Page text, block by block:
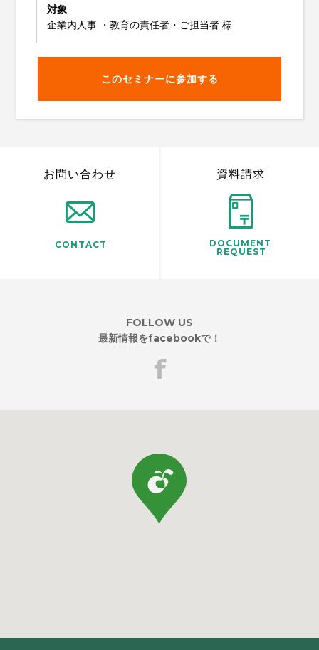
対象
企業内人事 ・教育の責任者・ご担当者 様
このセミナーに参加する
CONTACT
お問い合わせ
DOCUMENT
REQUEST
資料請求
FOLLOW US
最新情報をfacebookで！